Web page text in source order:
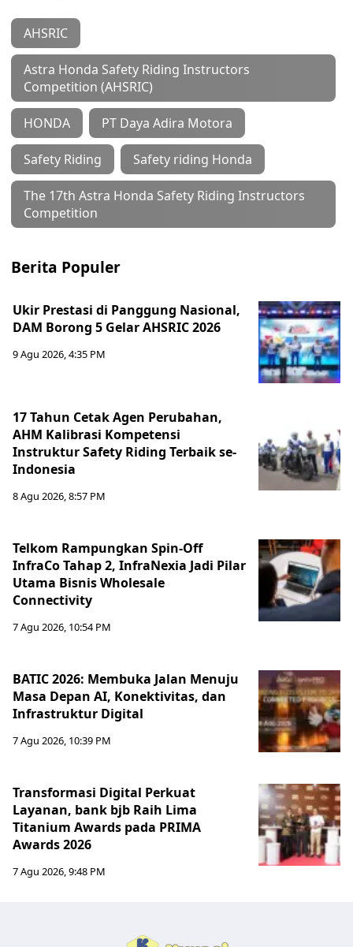
AHSRIC
Astra Honda Safety Riding Instructors
Competition (AHSRIC)
HONDA PT Daya Adira Motora
Safety Riding Safety riding Honda
The 17th Astra Honda Safety Riding Instructors
Competition
Berita Populer
Ukir Prestasi di Panggung Nasional,
DAM Borong 5 Gelar AHSRIC 2026
9 Agu 2026, 4:35 PM
17 Tahun Cetak Agen Perubahan,
AHM Kalibrasi Kompetensi
Instruktur Safety Riding Terbaik se-
Indonesia
8 Agu 2026, 8:57 PM
Telkom Rampungkan Spin-Off
InfraCo Tahap 2, InfraNexia Jadi Pilar
Utama Bisnis Wholesale
Connectivity
7 Agu 2026, 10:54 PM
BATIC 2026: Membuka Jalan Menuju
Masa Depan AI, Konektivitas, dan
Infrastruktur Digital
7 Agu 2026, 10:39 PM
Transformasi Digital Perkuat
Layanan, bank bjb Raih Lima
Titanium Awards pada PRIMA
Awards 2026
7 Agu 2026, 9:48 PM